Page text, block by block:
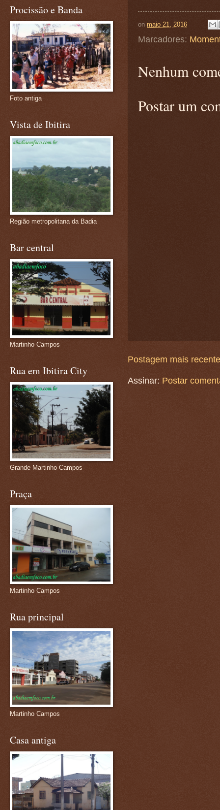
on maio 21, 2016
Marcadores:
Nenhum
Postar um
Postagem mais recente
Assinar: Postar
Procissão e Banda
Foto antiga
Vista de Ibitira
Região metropolitana da Badia
Bar central
Martinho Campos
Rua em Ibitira City
Grande Martinho Campos
Praça
Martinho Campos
Rua principal
Martinho Campos
Casa antiga